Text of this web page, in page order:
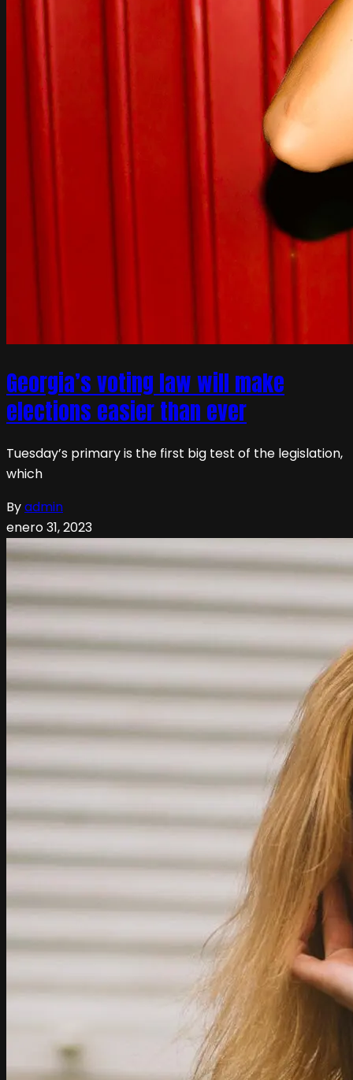
Georgia’s voting law will make
elections easier than ever
Tuesday’s primary is the first big test of the legislation,
which
Byadmin
enero 31, 2023